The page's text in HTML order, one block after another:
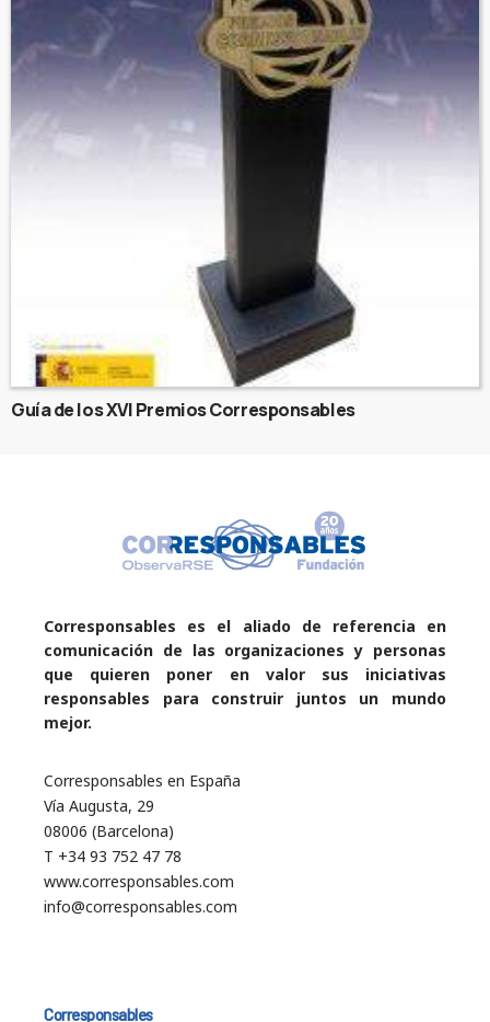
Guía de los XVI Premios Corresponsables
Corresponsables es el aliado de referencia en
comunicación de las organizaciones y personas
que quieren poner en valor sus iniciativas
responsables para construir juntos un mundo
mejor.
Corresponsables en España
Vía Augusta, 29
08006 (Barcelona)
T +34 93 752 47 78
www.corresponsables.com
info@corresponsables.com
Corresponsables